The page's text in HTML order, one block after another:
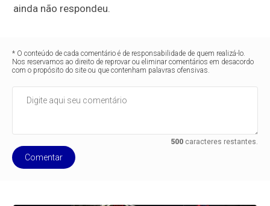
ainda não respondeu.
* O conteúdo de cada comentário é de responsabilidade de quem realizá-lo.
Nos reservamos ao direito de reprovar ou eliminar comentários em desacordo
com o propósito do site ou que contenham palavras ofensivas.
500caracteres restantes.
Comentar